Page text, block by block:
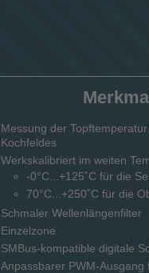
Messung der
Kochfeldes
Werkskalibriert im weiten
-0°C...+125˚C für die
70°C...+250˚C für die
Schmaler Wellenlängenfilter
Einzelzone
SMBus-kompatible digitale
Anpassbarer PWM-Ausgang